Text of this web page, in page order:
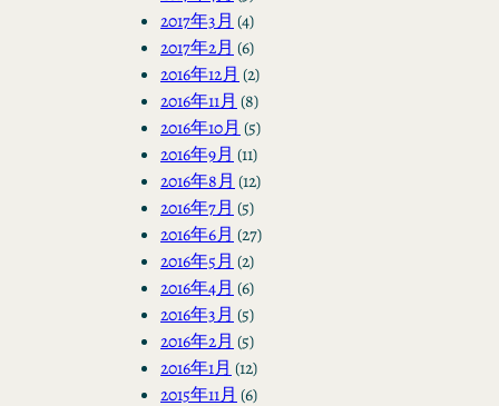
2017年3月 (4)
2017年2月 (6)
2016年12月 (2)
2016年11月 (8)
2016年10月 (5)
2016年9月 (11)
2016年8月 (12)
2016年7月 (5)
2016年6月 (27)
2016年5月 (2)
2016年4月 (6)
2016年3月 (5)
2016年2月 (5)
2016年1月 (12)
2015年11月 (6)